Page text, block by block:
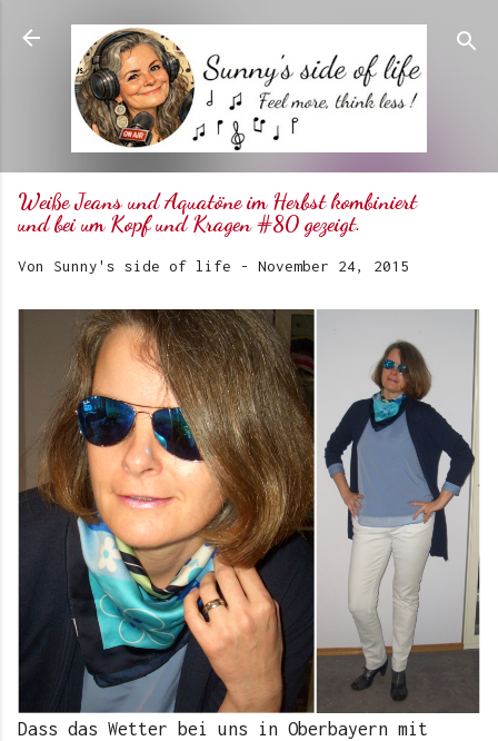
Direkt zum Hauptbereich
Weiße Jeans und Aquatöne im Herbst kombiniert
und bei um Kopf und Kragen #80 gezeigt.
Von Sunny's side of life - November 24, 2015
Dass das Wetter bei uns in Oberbayern mit